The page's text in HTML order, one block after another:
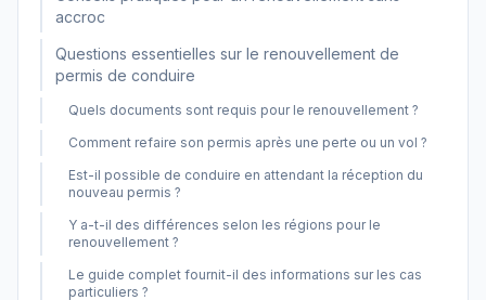
accroc
Questions essentielles sur le renouvellement de
permis de conduire
Quels documents sont requis pour le renouvellement ?
Comment refaire son permis après une perte ou un vol ?
Est-il possible de conduire en attendant la réception du
nouveau permis ?
Y a-t-il des différences selon les régions pour le
renouvellement ?
Le guide complet fournit-il des informations sur les cas
particuliers ?